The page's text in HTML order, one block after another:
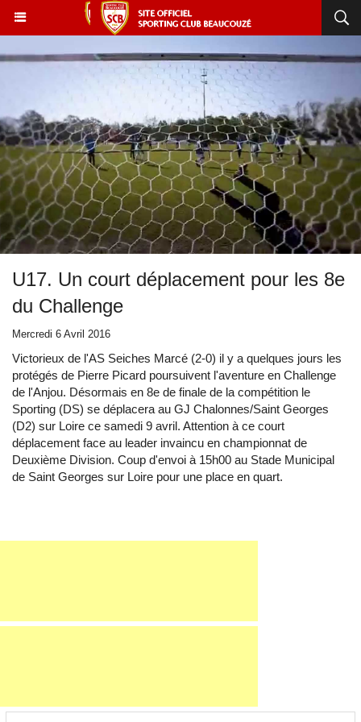
U17. Un court déplacement pour les 8e
du Challenge
Mercredi 6 Avril 2016
Victorieux de l'AS Seiches Marcé (2-0) il y a quelques jours les
protégés de Pierre Picard poursuivent l'aventure en Challenge
de l'Anjou. Désormais en 8e de finale de la compétition le
Sporting (DS) se déplacera au GJ Chalonnes/Saint Georges
(D2) sur Loire ce samedi 9 avril. Attention à ce court
déplacement face au leader invaincu en championnat de
Deuxième Division. Coup d'envoi à 15h00 au Stade Municipal
de Saint Georges sur Loire pour une place en quart.